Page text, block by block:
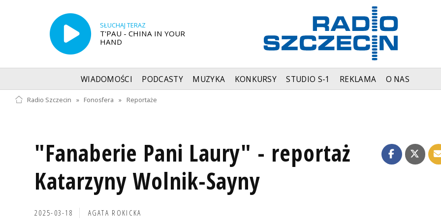
SŁUCHAJ TERAZ
T'PAU - CHINA IN YOUR
HAND
WIADOMOŚCI PODCASTY MUZYKA KONKURSY STUDIO S-1 REKLAMA O NAS
Radio Szczecin » Fonosfera » Reportaże
"Fanaberie Pani Laury" - reportaż
Katarzyny Wolnik-Sayny
2025-03-18 AGATA ROKICKA